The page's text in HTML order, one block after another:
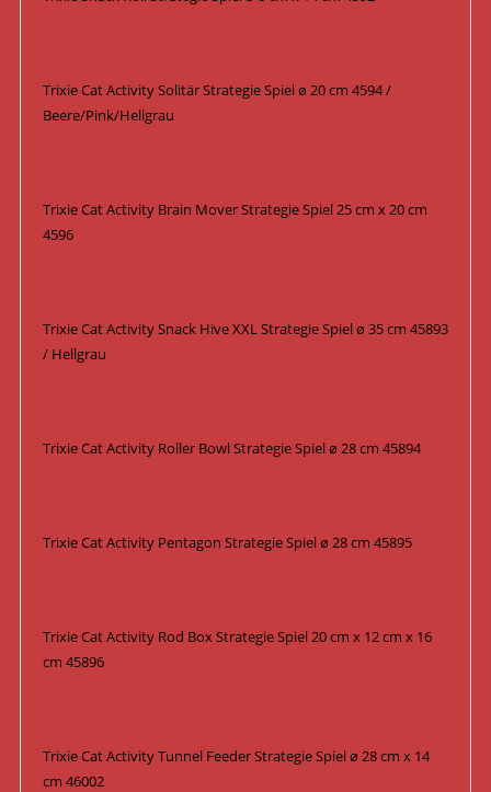
Trixie Cat Activity Solitär Strategie Spiel ø 20 cm 4594 /
Beere/Pink/Hellgrau
Trixie Cat Activity Brain Mover Strategie Spiel 25 cm x 20 cm
4596
Trixie Cat Activity Snack Hive XXL Strategie Spiel ø 35 cm 45893
/ Hellgrau
Trixie Cat Activity Roller Bowl Strategie Spiel ø 28 cm 45894
Trixie Cat Activity Pentagon Strategie Spiel ø 28 cm 45895
Trixie Cat Activity Rod Box Strategie Spiel 20 cm x 12 cm x 16
cm 45896
Trixie Cat Activity Tunnel Feeder Strategie Spiel ø 28 cm x 14
cm 46002